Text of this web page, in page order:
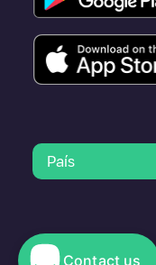
País
© 2023 Electromaps
Contact us